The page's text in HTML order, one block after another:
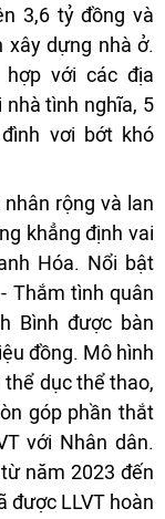
3,6 tỷ đồng và
xây dựng nhà ở.
hợp với các địa
tình nghĩa, 5
vơi bớt khó
nhân rộng và lan
khẳng định vai
Hóa. Nổi bật
Thắm tình quân
Bình được bàn
đồng. Mô hình
thể dục thể thao,
góp phần thắt
với Nhân dân.
năm 2023 đến
được LLVT hoàn